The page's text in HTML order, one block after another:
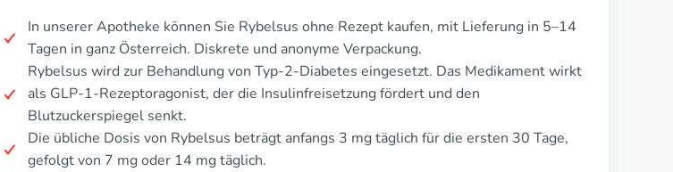
In unserer Apotheke können Sie Rybelsus ohne Rezept kaufen, mit Lieferung in 5–14
Tagen in ganz Österreich. Diskrete und anonyme Verpackung.
Rybelsus wird zur Behandlung von Typ-2-Diabetes eingesetzt. Das Medikament wirkt
als GLP-1-Rezeptoragonist, der die Insulinfreisetzung fördert und den
Blutzuckerspiegel senkt.
Die übliche Dosis von Rybelsus beträgt anfangs 3 mg täglich für die ersten 30 Tage,
gefolgt von 7 mg oder 14 mg täglich.